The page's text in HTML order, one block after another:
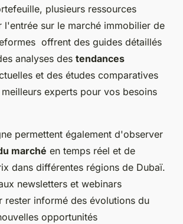
plusieurs ressources
l'entrée sur le marché immobilier de
offrent des guides détaillés
analyses des tendances
et des études comparatives
experts pour vos besoins
permettent également d'observer
marché en temps réel et de
dans différentes régions de Dubaï.
newsletters et webinars
rester informé des évolutions du
opportunités